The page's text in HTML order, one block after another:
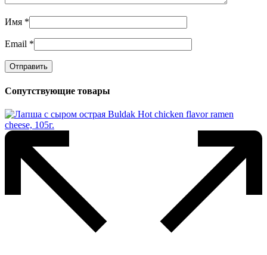
Имя *
Email *
Сопутствующие товары